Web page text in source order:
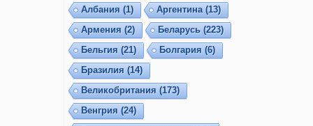
Албания (1) Аргентина (13)
Армения (2) Беларусь (223)
Бельгия (21) Болгария (6)
Бразилия (14)
Великобритания (173)
Венгрия (24)